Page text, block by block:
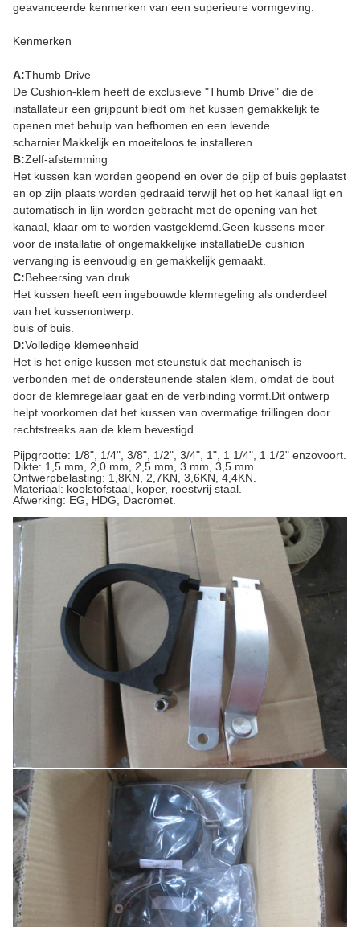
geavanceerde kenmerken van een superieure vormgeving.
Kenmerken
A:Thumb Drive
De Cushion-klem heeft de exclusieve "Thumb Drive" die de
installateur een grijppunt biedt om het kussen gemakkelijk te
openen met behulp van hefbomen en een levende
scharnier.Makkelijk en moeiteloos te installeren.
B:Zelf-afstemming
Het kussen kan worden geopend en over de pijp of buis geplaatst
en op zijn plaats worden gedraaid terwijl het op het kanaal ligt en
automatisch in lijn worden gebracht met de opening van het
kanaal, klaar om te worden vastgeklemd.Geen kussens meer
voor de installatie of ongemakkelijke installatieDe cushion
vervanging is eenvoudig en gemakkelijk gemaakt.
C:Beheersing van druk
Het kussen heeft een ingebouwde klemregeling als onderdeel
van het kussenontwerp.
buis of buis.
D:Volledige klemeenheid
Het is het enige kussen met steunstuk dat mechanisch is
verbonden met de ondersteunende stalen klem, omdat de bout
door de klemregelaar gaat en de verbinding vormt.Dit ontwerp
helpt voorkomen dat het kussen van overmatige trillingen door
rechtstreeks aan de klem bevestigd.
Pijpgrootte: 1/8", 1/4", 3/8", 1/2", 3/4", 1", 1 1/4", 1 1/2" enzovoort.
Dikte: 1,5 mm, 2,0 mm, 2,5 mm, 3 mm, 3,5 mm.
Ontwerpbelasting: 1,8KN, 2,7KN, 3,6KN, 4,4KN.
Materiaal: koolstofstaal, koper, roestvrij staal.
Afwerking: EG, HDG, Dacromet.